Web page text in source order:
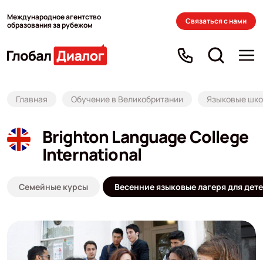
Международное агентство
образования за рубежом
Связаться с нами
Главная Обучение в Великобритании Языковые
Brighton Language College
International
Семейные курсы Весенние языковые лагеря для